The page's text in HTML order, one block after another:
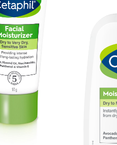
utviklet med tanke på sensitiv
Fra ansiktsrens til
for å beskytte og pleie huden
din den skånsomme